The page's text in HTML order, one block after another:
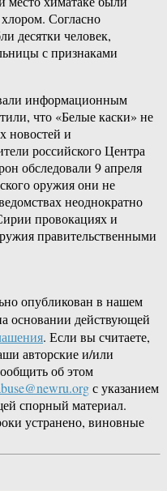
Согласно
десятки человек,
с признаками
информационным
что «Белые каски» не
новостей и
российского Центра
обследовали 9 апреля
оружия они не
неоднократно
провокациях и
правительственными
опубликован в нашем
основании действующей
. Если вы считаете,
авторские и/или
об этом
с указанием
спорный материал.
устранено, виновные